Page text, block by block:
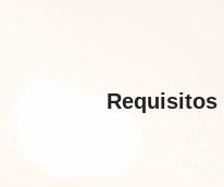
Requisitos